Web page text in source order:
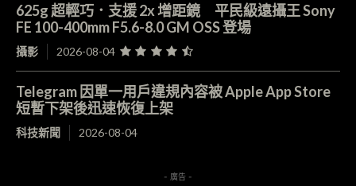
625g 超輕巧．支援 2x 增距鏡 平民級遠攝王 Sony
FE 100-400mm F5.6-8.0 GM OSS 登場
攝影 2026-08-04
Telegram 因單一用戶違規內容被 Apple App Store
短暫下架後迅速恢復上架
科技新聞 2026-08-04
- 廣告 -